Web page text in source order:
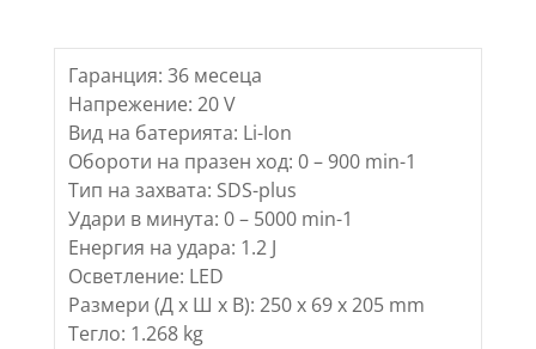
V
Гаранция: 36 месеца
Напрежение: 20 V
Вид на батерията: Li-Ion
Обороти на празен ход: 0 – 900 min-1
Тип на захвата: SDS-plus
Удари в минута: 0 – 5000 min-1
Енергия на удара: 1.2 J
Осветление: LED
Размери (Д х Ш х В): 250 x 69 x 205 mm
Тегло: 1.268 kg